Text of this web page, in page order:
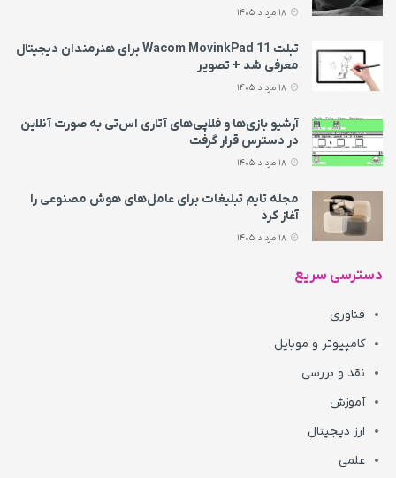
تبلت Wacom MovinkPad 11 برای هنرمندان دیجیتال
معرفی شد + تصویر
آرشیو بازی‌ها و فلاپی‌های آتاری اس‌تی به‌ صورت آنلاین
در دسترس قرار گرفت
مجله تایم تبلیغات برای عامل‌های هوش مصنوعی را
آغاز کرد
دسترسی سریع
فناوری
کامپیوتر و موبایل
نقد و بررسی
آموزش
ارز دیجیتال
علمی